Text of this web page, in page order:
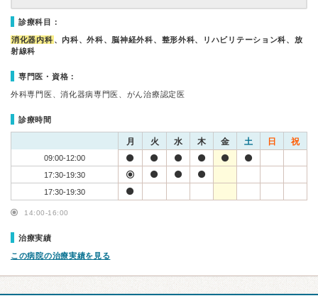
診療科目：
消化器内科 、内科、外科、脳神経外科、整形外科、リハビリテーション科、放
射線科
専門医・資格：
外科専門医、消化器病専門医、がん治療認定医
診療時間
月 火 水 木 金 土 日 祝
09:00-12:00
17:30-19:30
17:30-19:30
14:00-16:00
治療実績
この病院の治療実績を見る